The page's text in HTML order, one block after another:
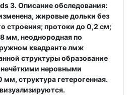
3. Описание обследования:
жировые дольки без
строения; протоки до 0,2 см;
мм, неоднородная по
квадранте лмж
структуры образование
неровными
структура гетерогенная.